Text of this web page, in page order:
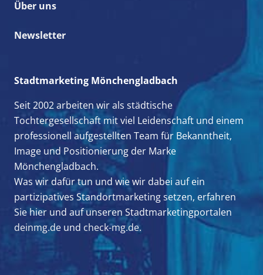
Über uns
Newsletter
Stadtmarketing Mönchengladbach
Seit 2002 arbeiten wir als städtische
Tochtergesellschaft mit viel Leidenschaft und einem
professionell aufgestellten Team für Bekanntheit,
Image und Positionierung der Marke
Mönchengladbach.
Was wir dafür tun und wie wir dabei auf ein
partizipatives Standortmarketing setzen, erfahren
Sie hier und auf unseren Stadtmarketingportalen
deinmg.de und check-mg.de.